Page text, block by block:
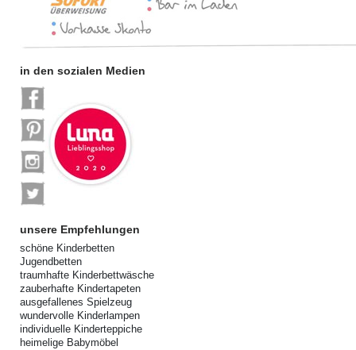
in den sozialen Medien
unsere Empfehlungen
schöne Kinderbetten
Jugendbetten
traumhafte Kinderbettwäsche
zauberhafte Kindertapeten
ausgefallenes Spielzeug
wundervolle Kinderlampen
individuelle Kinderteppiche
heimelige Babymöbel